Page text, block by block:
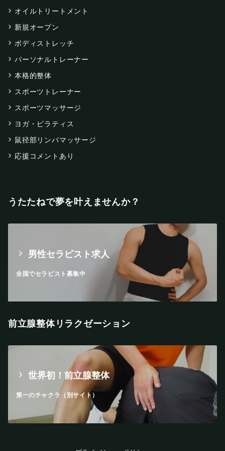
オイルトリートメント
新規オープン
ボディストレッチ
パーソナルトレーナー
本格的整体
スポーツトレーナー
スポーツマッサージ
ヨガ・ピラティス
鼠径部リンパマッサージ
応援コメントあり
うたたねで夢を叶えませんか？
男性セラピスト求人
全国でセラピスト募集中
前立腺整体リラクゼーション
世界初！前立腺整体
第一のチャクラ（別サイト）